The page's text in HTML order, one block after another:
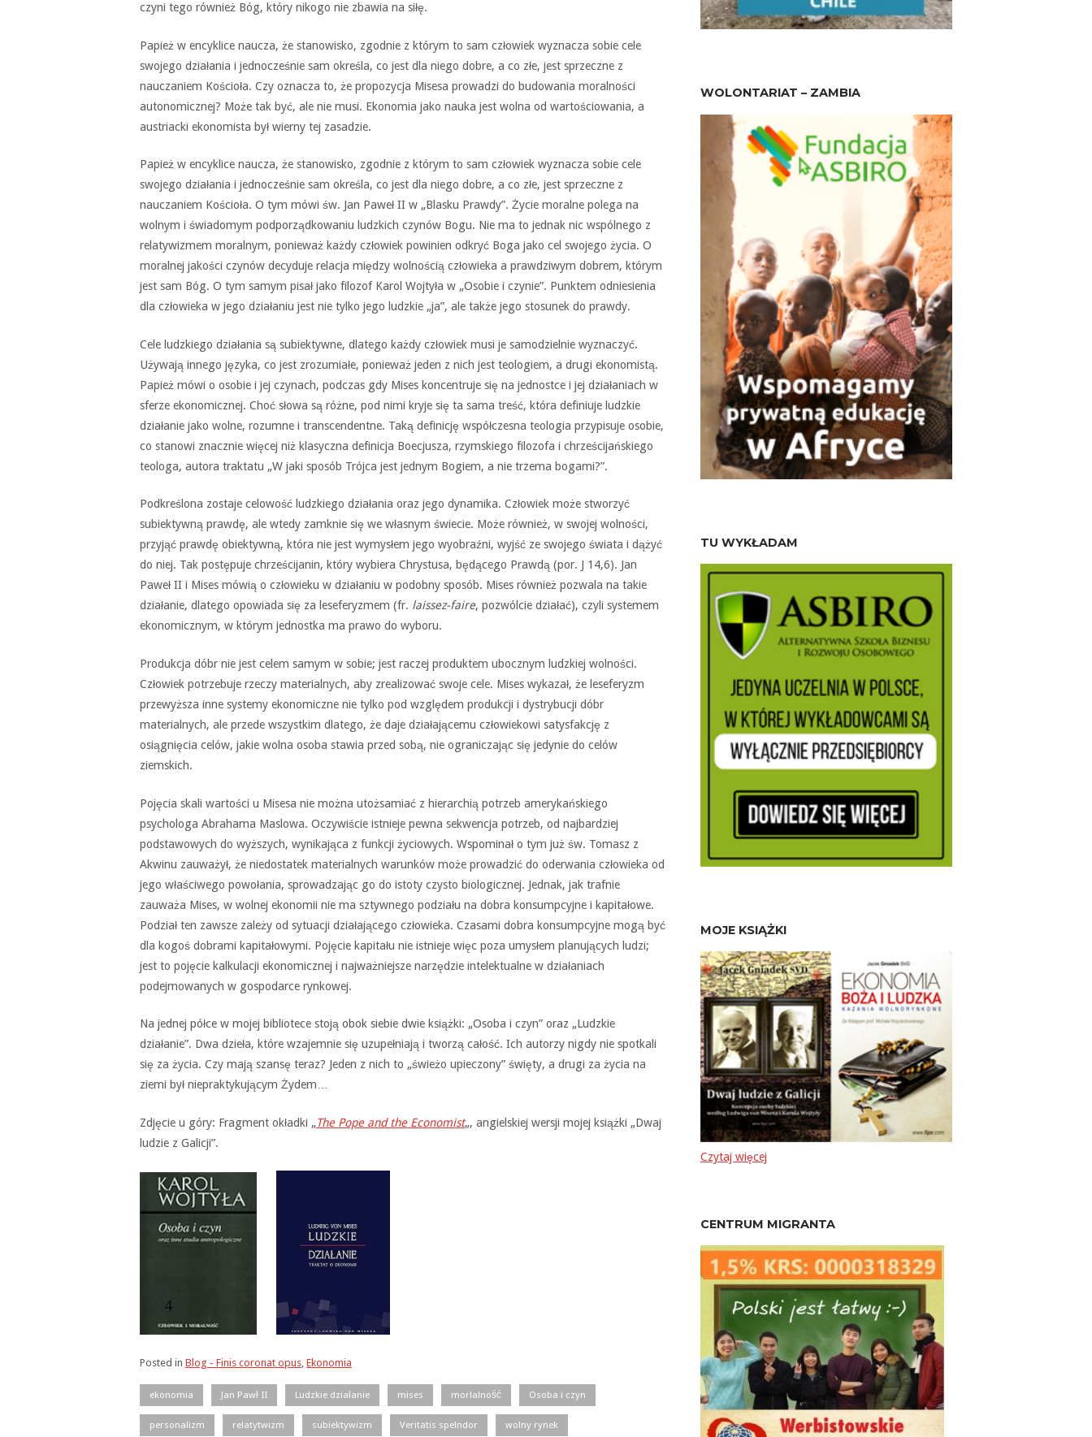
czyni tego również Bóg, który nikogo nie zbawia na siłę.
Papież w encyklice naucza, że stanowisko, zgodnie z którym to sam człowiek wyznacza sobie cele
swojego działania i jednocześnie sam określa, co jest dla niego dobre, a co złe, jest sprzeczne z
nauczaniem Kościoła. Czy oznacza to, że propozycja Misesa prowadzi do budowania moralności
autonomicznej? Może tak być, ale nie musi. Ekonomia jako nauka jest wolna od wartościowania, a
austriacki ekonomista był wierny tej zasadzie.
Papież w encyklice naucza, że stanowisko, zgodnie z którym to sam człowiek wyznacza sobie cele
swojego działania i jednocześnie sam określa, co jest dla niego dobre, a co złe, jest sprzeczne z
nauczaniem Kościoła. O tym mówi św. Jan Paweł II w „Blasku Prawdy”. Życie moralne polega na
wolnym i świadomym podporządkowaniu ludzkich czynów Bogu. Nie ma to jednak nic wspólnego z
relatywizmem moralnym, ponieważ każdy człowiek powinien odkryć Boga jako cel swojego życia. O
moralnej jakości czynów decyduje relacja między wolnością człowieka a prawdziwym dobrem, którym
jest sam Bóg. O tym samym pisał jako filozof Karol Wojtyła w „Osobie i czynie”. Punktem odniesienia
dla człowieka w jego działaniu jest nie tylko jego ludzkie „ja”, ale także jego stosunek do prawdy.
Cele ludzkiego działania są subiektywne, dlatego każdy człowiek musi je samodzielnie wyznaczyć.
Używają innego języka, co jest zrozumiałe, ponieważ jeden z nich jest teologiem, a drugi ekonomistą.
Papież mówi o osobie i jej czynach, podczas gdy Mises koncentruje się na jednostce i jej działaniach w
sferze ekonomicznej. Choć słowa są różne, pod nimi kryje się ta sama treść, która definiuje ludzkie
działanie jako wolne, rozumne i transcendentne. Taką definicję współczesna teologia przypisuje osobie,
co stanowi znacznie więcej niż klasyczna definicja Boecjusza, rzymskiego filozofa i chrześcijańskiego
teologa, autora traktatu „W jaki sposób Trójca jest jednym Bogiem, a nie trzema bogami?”.
Podkreślona zostaje celowość ludzkiego działania oraz jego dynamika. Człowiek może stworzyć
subiektywną prawdę, ale wtedy zamknie się we własnym świecie. Może również, w swojej wolności,
przyjąć prawdę obiektywną, która nie jest wymysłem jego wyobraźni, wyjść ze swojego świata i dążyć
do niej. Tak postępuje chrześcijanin, który wybiera Chrystusa, będącego Prawdą (por. J 14,6). Jan
Paweł II i Mises mówią o człowieku w działaniu w podobny sposób. Mises również pozwala na takie
działanie, dlatego opowiada się za leseferyzmem (fr. laissez-faire, pozwólcie działać), czyli systemem
ekonomicznym, w którym jednostka ma prawo do wyboru.
Produkcja dóbr nie jest celem samym w sobie; jest raczej produktem ubocznym ludzkiej wolności.
Człowiek potrzebuje rzeczy materialnych, aby zrealizować swoje cele. Mises wykazał, że leseferyzm
przewyższa inne systemy ekonomiczne nie tylko pod względem produkcji i dystrybucji dóbr
materialnych, ale przede wszystkim dlatego, że daje działającemu człowiekowi satysfakcję z
osiągnięcia celów, jakie wolna osoba stawia przed sobą, nie ograniczając się jedynie do celów
ziemskich.
Pojęcia skali wartości u Misesa nie można utożsamiać z hierarchią potrzeb amerykańskiego
psychologa Abrahama Maslowa. Oczywiście istnieje pewna sekwencja potrzeb, od najbardziej
podstawowych do wyższych, wynikająca z funkcji życiowych. Wspominał o tym już św. Tomasz z
Akwinu zauważył, że niedostatek materialnych warunków może prowadzić do oderwania człowieka od
jego właściwego powołania, sprowadzając go do istoty czysto biologicznej. Jednak, jak trafnie
zauważa Mises, w wolnej ekonomii nie ma sztywnego podziału na dobra konsumpcyjne i kapitałowe.
Podział ten zawsze zależy od sytuacji działającego człowieka. Czasami dobra konsumpcyjne mogą być
dla kogoś dobrami kapitałowymi. Pojęcie kapitału nie istnieje więc poza umysłem planujących ludzi;
jest to pojęcie kalkulacji ekonomicznej i najważniejsze narzędzie intelektualne w działaniach
podejmowanych w gospodarce rynkowej.
Na jednej półce w mojej bibliotece stoją obok siebie dwie książki: „Osoba i czyn” oraz „Ludzkie
działanie”. Dwa dzieła, które wzajemnie się uzupełniają i tworzą całość. Ich autorzy nigdy nie spotkali
się za życia. Czy mają szansę teraz? Jeden z nich to „świeżo upieczony” święty, a drugi za życia na
ziemi był niepraktykującym Żydem…
Zdjęcie u góry: Fragment okładki „The Pope and the Economist„, angielskiej wersji mojej książki „Dwaj
ludzie z Galicji”.
Posted in Blog - Finis coronat opus, Ekonomia
ekonomia Jan Pawł II Ludzkie działanie mises morlalność Osoba i czyn
personalizm relatytwizm subiektywizm Veritatis spelndor wolny rynek
WOLONTARIAT – ZAMBIA
TU WYKŁADAM
MOJE KSIĄŻKI
Czytaj więcej
CENTRUM MIGRANTA